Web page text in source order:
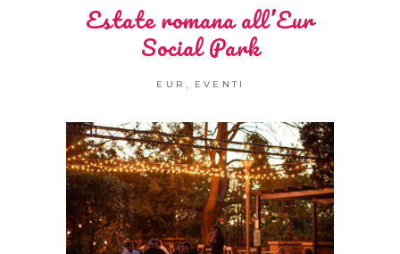
Estate romana all’Eur
Social Park
EUR EVENTI